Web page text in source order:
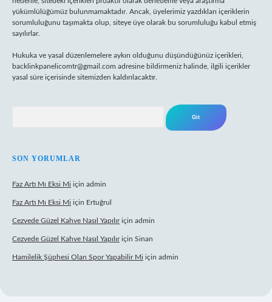
yükümlülüğümüz bulunmamaktadır. Ancak, üyelerimiz yazdıkları içeriklerin
sorumluluğunu taşımakta olup, siteye üye olarak bu sorumluluğu kabul etmiş
sayılırlar.
Hukuka ve yasal düzenlemelere aykırı olduğunu düşündüğünüz içerikleri,
backlinkpanelicomtr@gmail.com adresine bildirmeniz halinde, ilgili içerikler
yasal süre içerisinde sitemizden kaldırılacaktır.
SON YORUMLAR
Faz Artı Mı Eksi Mi için admin
Faz Artı Mı Eksi Mi için Ertuğrul
Cezvede Güzel Kahve Nasıl Yapılıriçin admin
Cezvede Güzel Kahve Nasıl Yapılıriçin Sinan
Hamilelik Şüphesi Olan Spor Yapabilir Mi için admin